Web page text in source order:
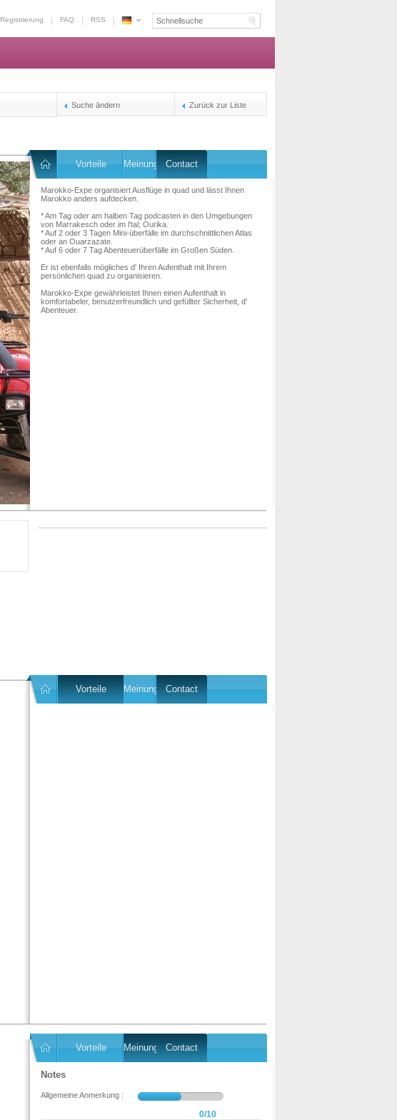
Registrierung FAQ
RSS
Suche ändern Zurück zur Liste
Vorteile Meinung Contact
Marokko-Expe organisiert Ausflüge in quad und lässt Ihnen
Marokko anders aufdecken.
* Am Tag oder am halben Tag podcasten in den Umgebungen
von Marrakesch oder im l'tal; Ourika.
* Auf 2 oder 3 Tagen Mini-überfälle im durchschnittlichen Atlas
oder an Ouarzazate.
* Auf 6 oder 7 Tag Abenteuerüberfälle im Großen Süden.
Er ist ebenfalls mögliches d' Ihren Aufenthalt mit Ihrem
persönlichen quad zu organisieren.
Marokko-Expe gewährleistet Ihnen einen Aufenthalt in
komfortabeler, benutzerfreundlich und gefüllter Sicherheit, d'
Abenteuer.
Vorteile Meinung Contact
Vorteile Meinung Contact
Notes
Allgemeine Anmerkung :
0/10